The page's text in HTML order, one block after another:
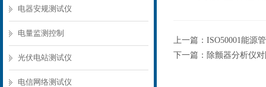
电器安规测试仪
电量监测控制
光伏电站测试仪
电信网络测试仪
上一篇： ISO50001能源
下一篇： 除颤器分析仪